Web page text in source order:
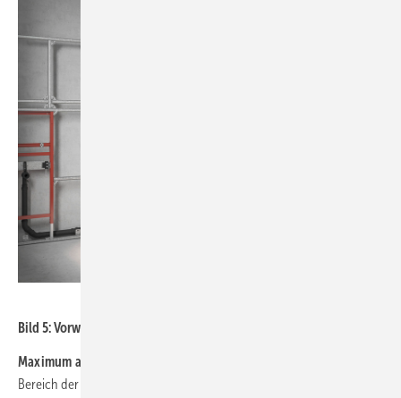
Bild 5: Vorwandsystem Teceprofil von Tece.
Maximum an Flexibilität:
Bereich der Vorwand­installationssysteme entscheidet nicht selten der